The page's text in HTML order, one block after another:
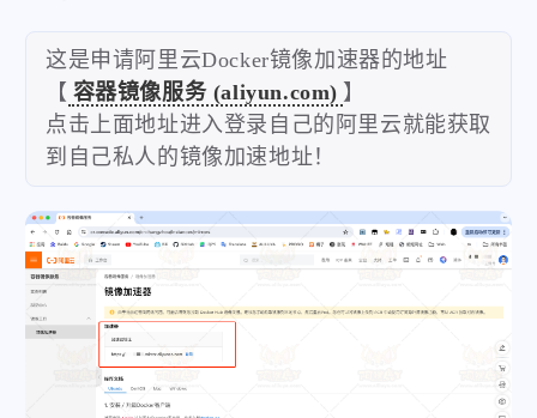
微信
# 20240617 阿里云智能加速阿里云IP
https://自己的阿里云.mirror.aliyuncs.com
# 20240707  好像已经失效可以自己测试
https://huecker.io
这是申请阿里云Docker镜像加速器的地址
【 容器镜像服务 (aliyun.com) 】
点击上面地址进入登录自己的阿里云就能获取
到自己私人的镜像加速地址！